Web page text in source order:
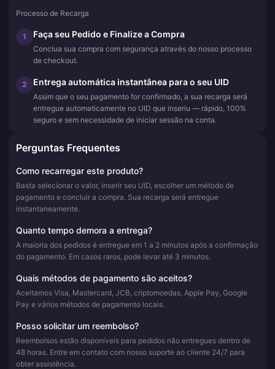
Processo de Recarga
1 Faça seu Pedido e Finalize a Compra
Conclua sua compra com segurança através do nosso processo
de checkout.
2 Entrega automática instantânea para o seu UID
Assim que o seu pagamento for confirmado, a sua recarga será
entregue automaticamente no UID que inseriu — rápido, 100%
seguro e sem necessidade de iniciar sessão na conta.
Perguntas Frequentes
Como recarregar este produto?
Basta selecionar o valor, inserir seu UID, escolher um método de
pagamento e concluir a compra. Sua recarga será entregue
instantaneamente.
Quanto tempo demora a entrega?
A maioria dos pedidos é entregue em 1 a 2 minutos após a confirmação
do pagamento. Em casos raros, pode levar até 3 minutos.
Quais métodos de pagamento são aceitos?
Aceitamos Visa, Mastercard, JCB, criptomoedas, Apple Pay, Google
Pay e vários métodos de pagamento locais.
Posso solicitar um reembolso?
Reembolsos estão disponíveis para pedidos não entregues dentro de
48 horas. Entre em contato com nosso suporte ao cliente 24/7 para
obter assistência.